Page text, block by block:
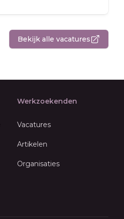
Bekijk alle vacatures
Werkzoekenden
Vacatures
Artikelen
Organisaties